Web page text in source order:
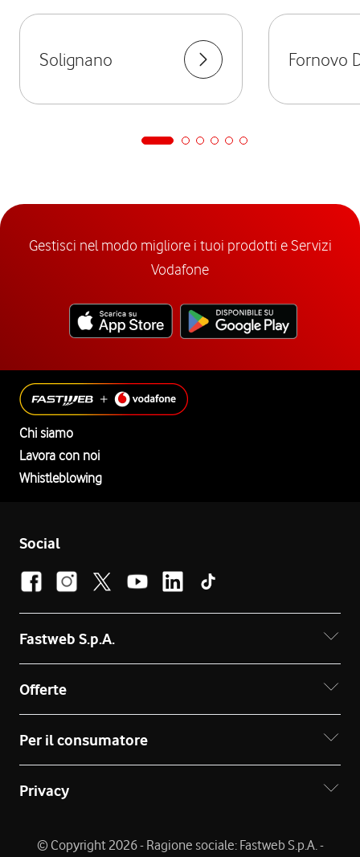
Solignano Fornovo
Gestisci nel modo migliore i tuoi prodotti e Servizi
Vodafone
Chi siamo
Lavora con noi
Whistleblowing
Social
Fastweb S.p.A.
Offerte
Per il consumatore
Privacy
© Copyright 2026 - Ragione sociale: Fastweb S.p.A. -